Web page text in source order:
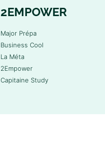
2EMPOWER
Major Prépa
Business Cool
La Méta
2Empower
Capitaine Study